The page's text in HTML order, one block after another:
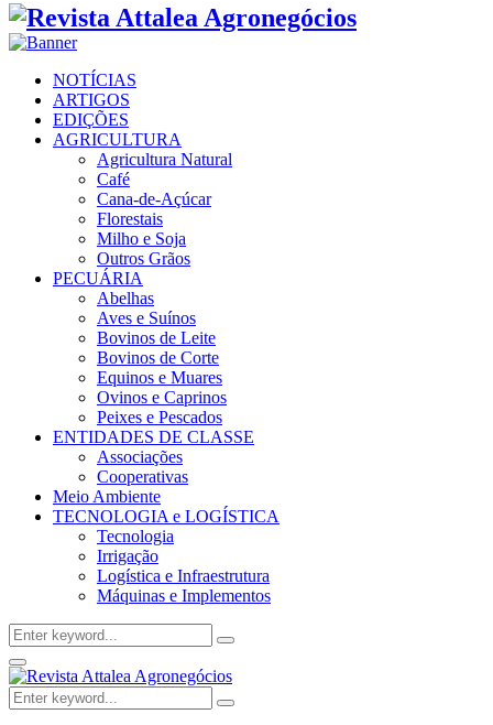
Facebook
Twitter
Instagram
Linkedin
Youtube
Email
NOTÍCIAS
ARTIGOS
EDIÇÕES
AGRICULTURA
Agricultura Natural
Café
Cana-de-Açúcar
Florestais
Milho e Soja
Outros Grãos
PECUÁRIA
Abelhas
Aves e Suínos
Bovinos de Leite
Bovinos de Corte
Equinos e Muares
Ovinos e Caprinos
Peixes e Pescados
ENTIDADES DE CLASSE
Associações
Cooperativas
Meio Ambiente
TECNOLOGIA e LOGÍSTICA
Tecnologia
Irrigação
Logística e Infraestrutura
Máquinas e Implementos
Search
for:
Search
Facebook
Twitter
Instagram
Linkedin
Youtube
Email
Primary
Menu
Search
for:
Search